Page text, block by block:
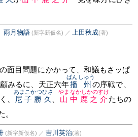
雨月物語 (新字新仮名) ／ 上田秋成(著)
面目問題にかかって、和議もさッぱ
みるに、天正六年播州
ばんしゅう
の序戦で、
、
尼子勝久
あまこかつひさ
山中鹿之介
やまなかしかのすけ
たちの
。
(新字新仮名) ／ 吉川英治(著)